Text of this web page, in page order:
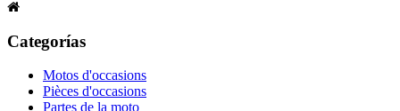
Categorías
Motos d'occasions
Pièces d'occasions
Partes de la moto